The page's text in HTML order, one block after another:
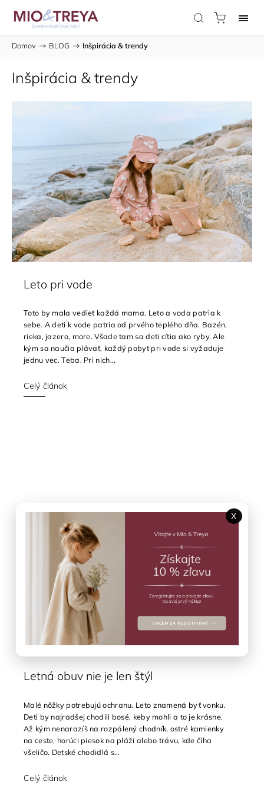
Domov / BLOG / Inšpirácia & trendy
Inšpirácia & trendy
Leto pri vode
Toto by mala vedieť každá mama. Leto a voda patria k
sebe. A deti k vode patria od prvého teplého dňa. Bazén,
rieka, jazero, more. Všade tam sa deti cítia ako ryby. Ale
kým sa naučia plávať, každý pobyt pri vode si vyžaduje
jednu vec. Teba. Pri nich...
Celý článok
Letná obuv nie je len štýl
Malé nôžky potrebujú ochranu. Leto znamená byť vonku.
Deti by najradšej chodili bosé, keby mohli a to je krásne.
Až kým nenarazíš na rozpálený chodník, ostré kamienky
na ceste, horúci piesok na pláži alebo trávu, kde číha
všeličo. Detské chodidlá s...
Celý článok
X